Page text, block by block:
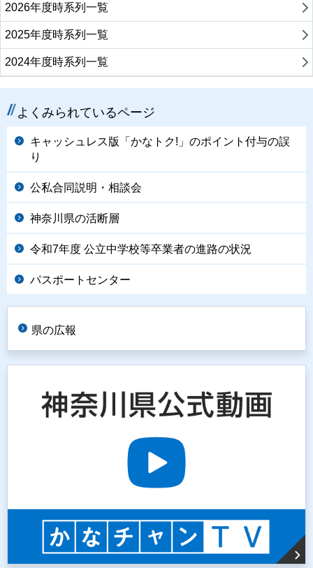
2026年度時系列一覧
2025年度時系列一覧
2024年度時系列一覧
よくみられているページ
キャッシュレス版「かなトク!」のポイント付与の誤
り
公私合同説明・相談会
神奈川県の活断層
令和7年度 公立中学校等卒業者の進路の状況
パスポートセンター
県の広報